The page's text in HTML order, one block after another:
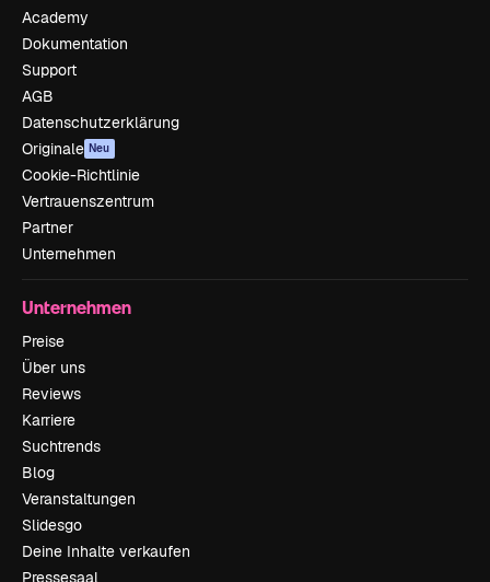
Academy
Dokumentation
Support
AGB
Datenschutzerklärung
Originale Neu
Cookie-Richtlinie
Vertrauenszentrum
Partner
Unternehmen
Unternehmen
Preise
Über uns
Reviews
Karriere
Suchtrends
Blog
Veranstaltungen
Slidesgo
Deine Inhalte verkaufen
Pressesaal